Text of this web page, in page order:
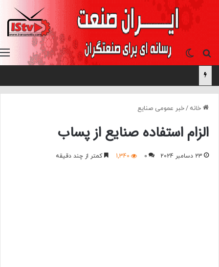
جستجو برایتغییر پوسته
خانه /خبر عمومی صنایع
الزام استفاده صنایع از پساب
23 دسامبر 2024 0
1,340 کمتر از چند دقیقه